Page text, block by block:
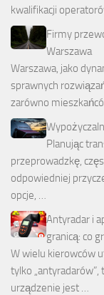
kwalifikacji
Firmy
Warszawa
Warszawa, jako
sprawnych
zarówno
Planując
przeprowadzkę,
odpowiedniej
opcje, …
Antyradar i
granicą: co
W wielu kierowców
tylko
urządzenie jest …